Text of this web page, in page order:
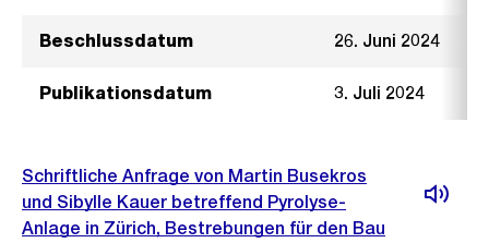
Beschlussdatum 26. Juni 2024
Publikationsdatum 3. Juli 2024
Schriftliche Anfrage von Martin Busekros
und Sibylle Kauer betreffend Pyrolyse-
Anlage in Zürich, Bestrebungen für den Bau